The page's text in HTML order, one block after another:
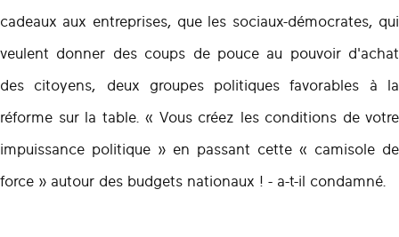
cadeaux aux entreprises, que les sociaux-démocrates, qui
veulent donner des coups de pouce au pouvoir d'achat
des citoyens, deux groupes politiques favorables à la
réforme sur la table. « Vous créez les conditions de votre
impuissance politique » en passant cette « camisole de
force » autour des budgets nationaux ! - a-t-il condamné.